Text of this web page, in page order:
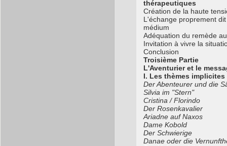
thérapeutiques
Création de la haute
L'échange proprement
médium
Adéquation du remède
Invitation à vivre la
Conclusion
Troisième Partie
L'Aventurier et le
I. Les thèmes
Der Abenteurer und die
Silvia im "Stern"
Cristina / Florindo
Der Rosenkavalier
Ariadne auf Naxos
Dame Kobold
Der Schwierige
Danae oder die